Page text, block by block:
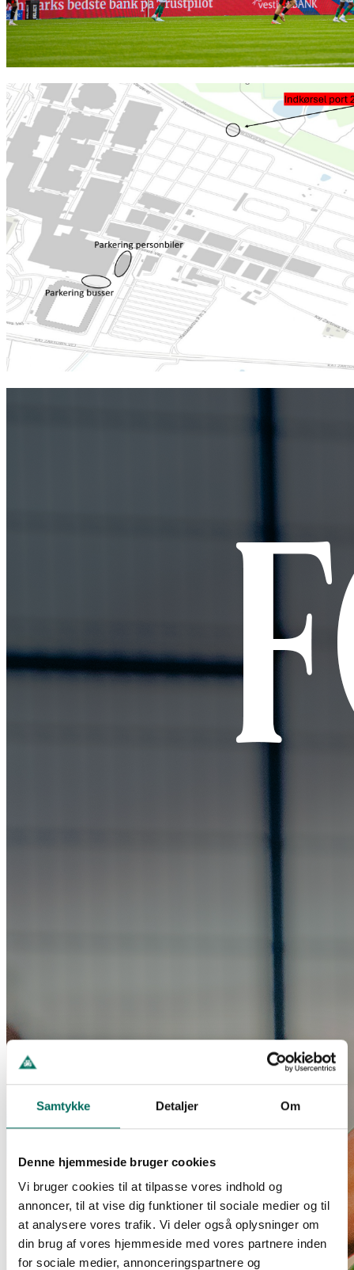
Samtykke Detaljer Om
Denne hjemmeside bruger cookies
Vi bruger cookies til at tilpasse vores indhold og
annoncer, til at vise dig funktioner til sociale medier og til
at analysere vores trafik. Vi deler også oplysninger om
din brug af vores hjemmeside med vores partnere inden
for sociale medier, annonceringspartnere og